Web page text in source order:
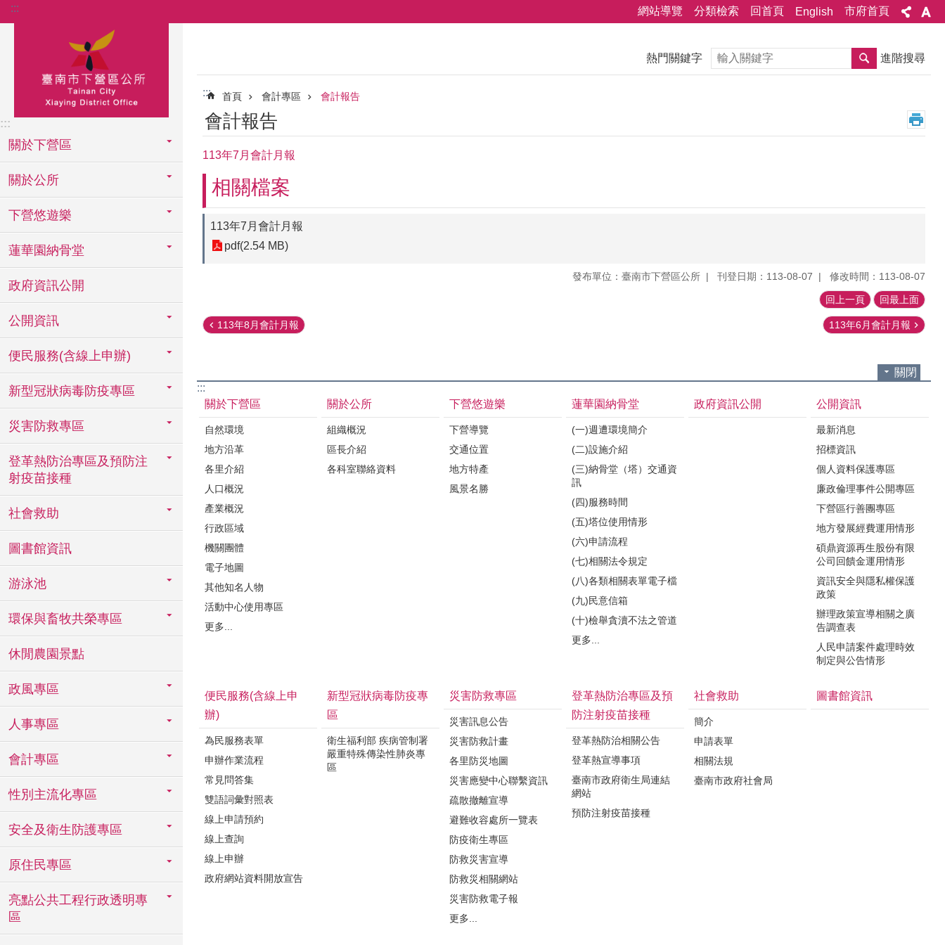
跳到主要內容區塊
::: 網站導覽 分類檢索 回首頁 English 市府首頁
:::
關於下營區
關於公所
下營悠遊樂
蓮華園納骨堂
政府資訊公開
公開資訊
便民服務(含線上申辦)
新型冠狀病毒防疫專區
災害防救專區
登革熱防治專區及預防注
射疫苗接種
社會救助
圖書館資訊
游泳池
環保與畜牧共榮專區
休閒農園景點
政風專區
人事專區
會計專區
性別主流化專區
安全及衛生防護專區
原住民專區
亮點公共工程行政透明專
區
熱門關鍵字 搜尋 進階搜尋
::: 首頁 會計專區 會計報告
會計報告
113年7月會計月報
相關檔案
113年7月會計月報
pdf(2.54 MB)
發布單位：臺南市下營區公所 刊登日期：113-08-07 修改時間：113-08-07
回上一頁 回最上面
113年8月會計月報 113年6月會計月報
關閉
:::
關於下營區
自然環境
地方沿革
各里介紹
人口概況
產業概況
行政區域
機關團體
電子地圖
其他知名人物
活動中心使用專區
更多...
關於公所
組織概況
區長介紹
各科室聯絡資料
下營悠遊樂
下營導覽
交通位置
地方特產
風景名勝
蓮華園納骨堂
(一)週遭環境簡介
(二)設施介紹
(三)納骨堂（塔）交通資
訊
(四)服務時間
(五)塔位使用情形
(六)申請流程
(七)相關法令規定
(八)各類相關表單電子檔
(九)民意信箱
(十)檢舉貪瀆不法之管道
更多...
政府資訊公開 公開資訊
最新消息
招標資訊
個人資料保護專區
廉政倫理事件公開專區
下營區行善團專區
地方發展經費運用情形
碩鼎資源再生股份有限
公司回饋金運用情形
資訊安全與隱私權保護
政策
辦理政策宣導相關之廣
告調查表
人民申請案件處理時效
制定與公告情形
便民服務(含線上申
辦)
為民服務表單
申辦作業流程
常見問答集
雙語詞彙對照表
線上申請預約
線上查詢
線上申辦
政府網站資料開放宣告
新型冠狀病毒防疫專
區
衛生福利部 疾病管制署
嚴重特殊傳染性肺炎專
區
災害防救專區
災害訊息公告
災害防救計畫
各里防災地圖
災害應變中心聯繫資訊
疏散撤離宣導
避難收容處所一覽表
防疫衛生專區
防救災害宣導
防救災相關網站
災害防救電子報
更多...
登革熱防治專區及預
防注射疫苗接種
登革熱防治相關公告
登革熱宣導事項
臺南市政府衛生局連結
網站
預防注射疫苗接種
社會救助
簡介
申請表單
相關法規
臺南市政府社會局
圖書館資訊